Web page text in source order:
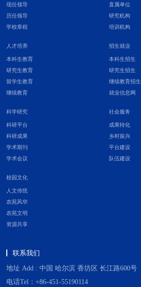
现任领导
历任领导
学校章程
直属单位
研究机构
培训机构
人才培养
本科生教育
研究生教育
留学生教育
继续教育
招生就业
本科生招生
研究生招生
继续教育招生
就业信息网
科学研究
科研平台
科研成果
学术期刊
学术会议
社会服务
成果转化
乡村振兴
平台建设
队伍建设
校园文化
人文传统
农苑风华
农苑文明
资源共享
联系我们
地址 Add : 中国 哈尔滨 香坊区 长江路600号
电话Tel：+86-451-55190114